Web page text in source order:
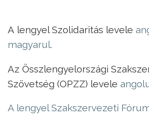
A lengyel Szolidaritás levele
magyarul.
Az Összlengyelországi
Szövetség (OPZZ) levele
A lengyel Szakszervezeti